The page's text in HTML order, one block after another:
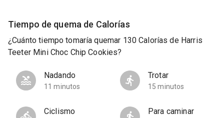
Tiempo de quema de Calorías
¿Cuánto tiempo tomaría quemar 130 Calorías de Harris
Teeter Mini Choc Chip Cookies?
Nadando
11 minutos
Trotar
15 minutos
Ciclismo Para caminar